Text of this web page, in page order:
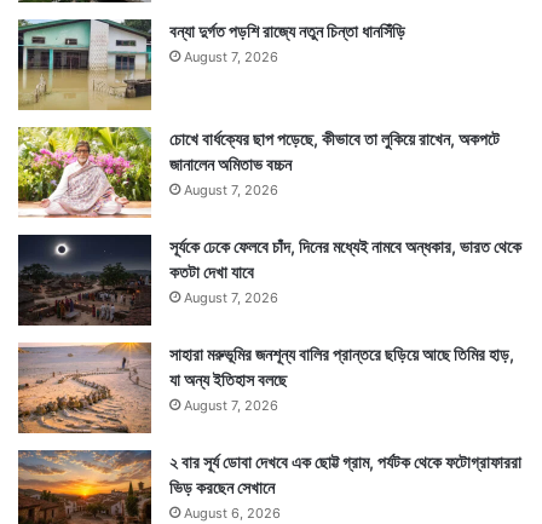
বন্যা দুর্গত পড়শি রাজ্যে নতুন চিন্তা ধানসিঁড়ি
August 7, 2026
চোখে বার্ধক্যের ছাপ পড়েছে, কীভাবে তা লুকিয়ে রাখেন, অকপটে
জানালেন অমিতাভ বচ্চন
August 7, 2026
সূর্যকে ঢেকে ফেলবে চাঁদ, দিনের মধ্যেই নামবে অন্ধকার, ভারত থেকে
কতটা দেখা যাবে
August 7, 2026
সাহারা মরুভূমির জনশূন্য বালির প্রান্তরে ছড়িয়ে আছে তিমির হাড়,
যা অন্য ইতিহাস বলছে
August 7, 2026
২ বার সূর্য ডোবা দেখবে এক ছোট্ট গ্রাম, পর্যটক থেকে ফটোগ্রাফাররা
ভিড় করছেন সেখানে
August 6, 2026